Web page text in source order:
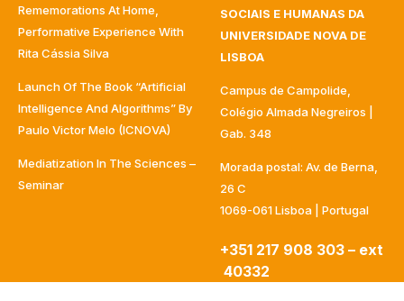
Rememorations At Home,
Performative Experience With
Rita Cássia Silva
Launch Of The Book “Artificial
Intelligence And Algorithms” By
Paulo Victor Melo (ICNOVA)
Mediatization In The Sciences –
Seminar
SOCIAIS E HUMANAS DA
UNIVERSIDADE NOVA DE
LISBOA
Campus de Campolide,
Colégio Almada Negreiros |
Gab. 348
Morada postal: Av. de Berna,
26 C
1069-061 Lisboa | Portugal
+351 217 908 303 – ext
40332